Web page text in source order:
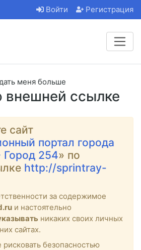
Войти Регистрация
внешней ссылке
меня больше
сайт
портал города
254» по
http://sprintray-
за содержимое
и настоятельно
никаких своих личных
сайтах.
безопасностью